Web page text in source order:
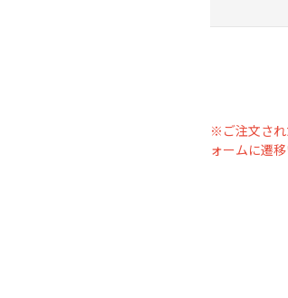
※ご注文され
ォームに遷移